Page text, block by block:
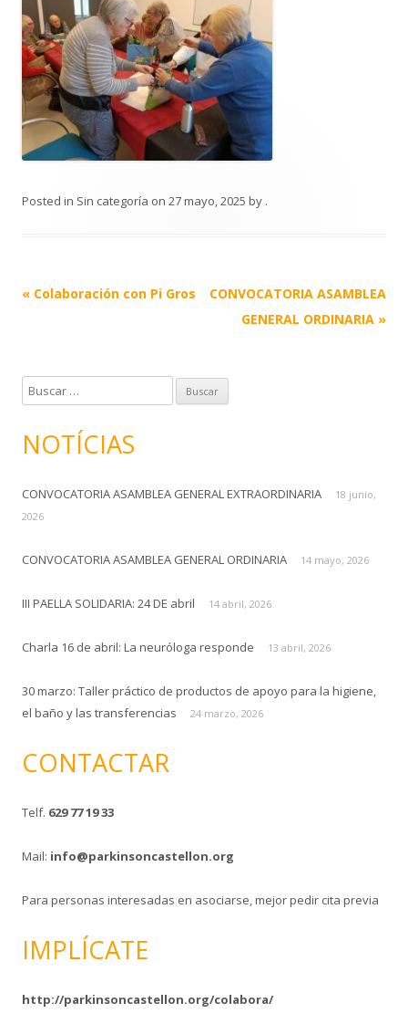
Posted in Sin categoría on 27 mayo, 2025 by .
Post
« Colaboración con Pi Gros
CONVOCATORIA ASAMBLEA
GENERAL ORDINARIA »
u
c
r
:
NOTÍCIAS
CONVOCATORIA ASAMBLEA GENERAL EXTRAORDINARIA
18 junio,
2026
CONVOCATORIA ASAMBLEA GENERAL ORDINARIA 14 mayo, 2026
III PAELLA SOLIDARIA: 24 DE abril 14 abril, 2026
Charla 16 de abril: La neuróloga responde 13 abril, 2026
30 marzo: Taller práctico de productos de apoyo para la higiene,
el baño y las transferencias
24 marzo, 2026
CONTACTAR
Telf. 629 77 19 33
Mail: info@parkinsoncastellon.org
Para personas interesadas en asociarse, mejor pedir cita previa
IMPLÍCATE
http://parkinsoncastellon.org/colabora/